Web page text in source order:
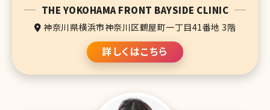
THE YOKOHAMA FRONT BAYSIDE CLINIC
神奈川県横浜市神奈川区鶴屋町一丁目41番地 3階
詳しくはこちら